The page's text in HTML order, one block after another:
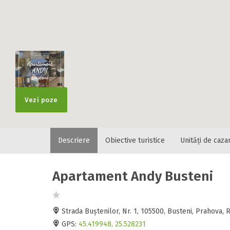
Vezi poze
Descriere Obiective turistice Unități de
Apartament Andy Busteni
Strada Buștenilor, Nr. 1, 105500, Busteni, Prahova,
GPS: 45.419948, 25.528231